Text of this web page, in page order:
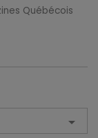
Québécois
